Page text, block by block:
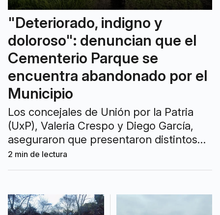
"Deteriorado, indigno y
doloroso": denuncian que el
Cementerio Parque se
encuentra abandonado por el
Municipio
Los concejales de Unión por la Patria
(UxP), Valeria Crespo y Diego García,
aseguraron que presentaron distintos
expedientes solicitando información y
explicaciones, pero que nunca fueron
2 min de lectura